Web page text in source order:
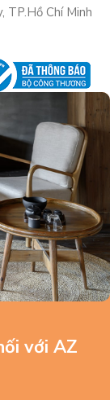
TP.Hồ Chí Minh
với AZ